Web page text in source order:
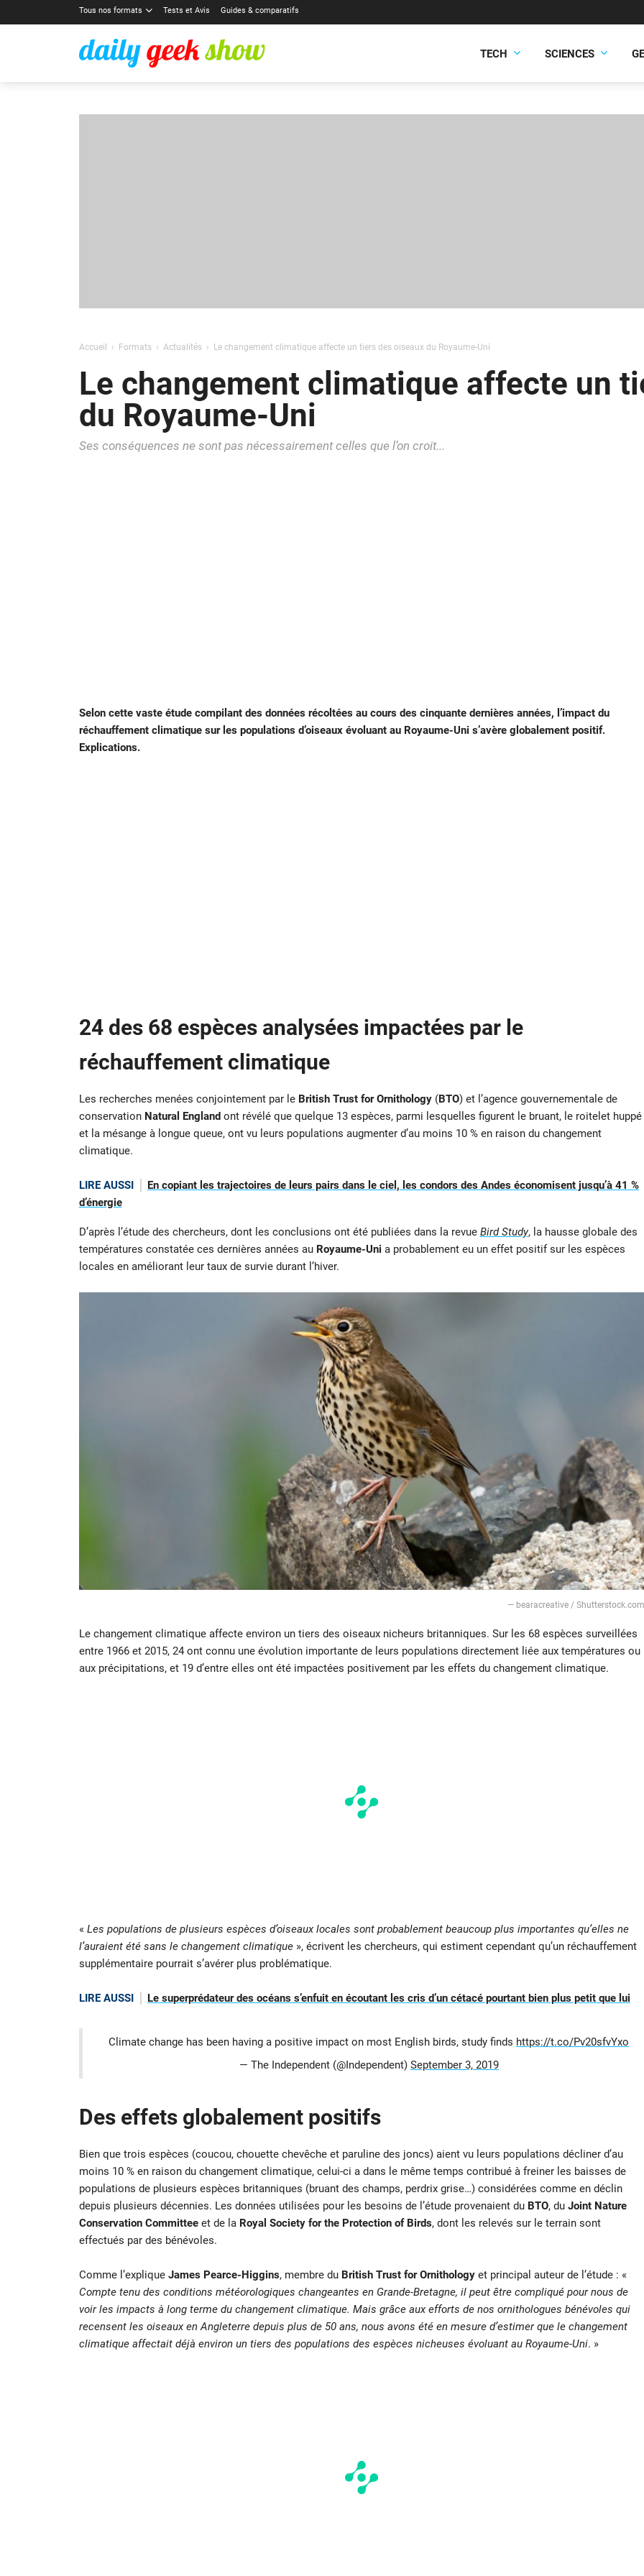
Tous nos formats Tests et Avis Guides & comparatifs
TECH SCIENCES
Accueil Formats Actualités Le changement climatique affecte un tiers des oiseaux du Royaume-Uni
Le changement climatique affecte un
du Royaume-Uni
Ses conséquences ne sont pas nécessairement celles que l’on croit...
Selon cette vaste étude compilant des données récoltées au cours des cinquante dernières années, l’impact du
réchauffement climatique sur les populations d’oiseaux évoluant au Royaume-Uni s’avère globalement positif.
Explications.
24 des 68 espèces analysées impactées par le
réchauffement climatique
Les recherches menées conjointement par le British Trust for Ornithology(BTO) et l’agence gouvernementale de
conservation Natural England ont révélé que quelque 13 espèces, parmi lesquelles figurent le bruant, le roitelet huppé
et la mésange à longue queue, ont vu leurs populations augmenter d’au moins 10 % en raison du changement
climatique.
LIRE AUSSI
En copiant les trajectoires de leurs pairs dans le ciel, les condors des Andes économisent jusqu’à 41 %
d’énergie
D’après l’étude des chercheurs, dont les conclusions ont été publiées dans la revue Bird Study, la hausse globale des
températures constatée ces dernières années au Royaume-Uni a probablement eu un effet positif sur les espèces
locales en améliorant leur taux de survie durant l’hiver.
― bearacreative / Shutterstock.com
Le changement climatique affecte environ un tiers des oiseaux nicheurs britanniques. Sur les 68 espèces surveillées
entre 1966 et 2015, 24 ont connu une évolution importante de leurs populations directement liée aux températures ou
aux précipitations, et 19 d’entre elles ont été impactées positivement par les effets du changement climatique.
« Les populations de plusieurs espèces d’oiseaux locales sont probablement beaucoup plus importantes qu’elles ne
l’auraient été sans le changement climatique», écrivent les chercheurs, qui estiment cependant qu’un réchauffement
supplémentaire pourrait s’avérer plus problématique.
LIRE AUSSI Le superprédateur des océans s’enfuit en écoutant les cris d’un cétacé pourtant bien plus petit que lui
Climate change has been having a positive impact on most English birds, study finds https://t.co/Pv20sfvYxo
— The Independent (@Independent) September 3, 2019
Des effets globalement positifs
Bien que trois espèces (coucou, chouette chevêche et paruline des joncs) aient vu leurs populations décliner d’au
moins 10 % en raison du changement climatique, celui-ci a dans le même temps contribué à freiner les baisses de
populations de plusieurs espèces britanniques (bruant des champs, perdrix grise…) considérées comme en déclin
depuis plusieurs décennies. Les données utilisées pour les besoins de l’étude provenaient du BTO, du Joint Nature
Conservation Committeeet de la Royal Society for the Protection of Birds, dont les relevés sur le terrain sont
effectués par des bénévoles.
Comme l’explique James Pearce-Higgins, membre du British Trust for Ornithologyet principal auteur de l’étude : «
Compte tenu des conditions météorologiques changeantes en Grande-Bretagne, il peut être compliqué pour nous de
voir les impacts à long terme du changement climatique. Mais grâce aux efforts de nos ornithologues bénévoles qui
recensent les oiseaux en Angleterre depuis plus de 50 ans, nous avons été en mesure d’estimer que le changement
climatique affectait déjà environ un tiers des populations des espèces nicheuses évoluant au Royaume-Uni. »